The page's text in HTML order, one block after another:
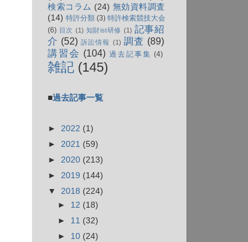
検索コラム (24) 無効資料調査
(14) 特許分類 (3) 特許検索競技大会
(6) 目次 (1) 知財ist研修 (1) 記事紹
介 (52) 訴訟情報 (1) 調査 (89)
講習会 (104) 過去記事集 (4)
雑記 (145)
■過去記事一覧
► 2022 (1)
► 2021 (59)
► 2020 (213)
► 2019 (144)
▼ 2018 (224)
► 12 (18)
► 11 (32)
► 10 (24)